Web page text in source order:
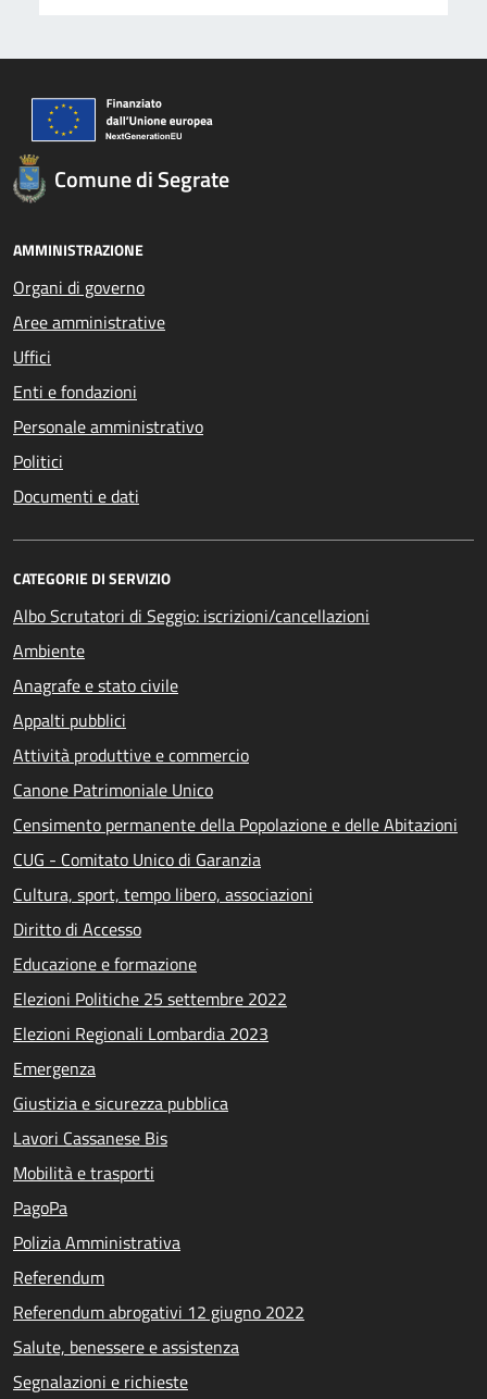
Comune di Segrate
AMMINISTRAZIONE
Organi di governo
Aree amministrative
Uffici
Enti e fondazioni
Personale amministrativo
Politici
Documenti e dati
CATEGORIE DI SERVIZIO
Albo Scrutatori di Seggio: iscrizioni/cancellazioni
Ambiente
Anagrafe e stato civile
Appalti pubblici
Attività produttive e commercio
Canone Patrimoniale Unico
Censimento permanente della Popolazione e delle Abitazioni
CUG - Comitato Unico di Garanzia
Cultura, sport, tempo libero, associazioni
Diritto di Accesso
Educazione e formazione
Elezioni Politiche 25 settembre 2022
Elezioni Regionali Lombardia 2023
Emergenza
Giustizia e sicurezza pubblica
Lavori Cassanese Bis
Mobilità e trasporti
PagoPa
Polizia Amministrativa
Referendum
Referendum abrogativi 12 giugno 2022
Salute, benessere e assistenza
Segnalazioni e richieste